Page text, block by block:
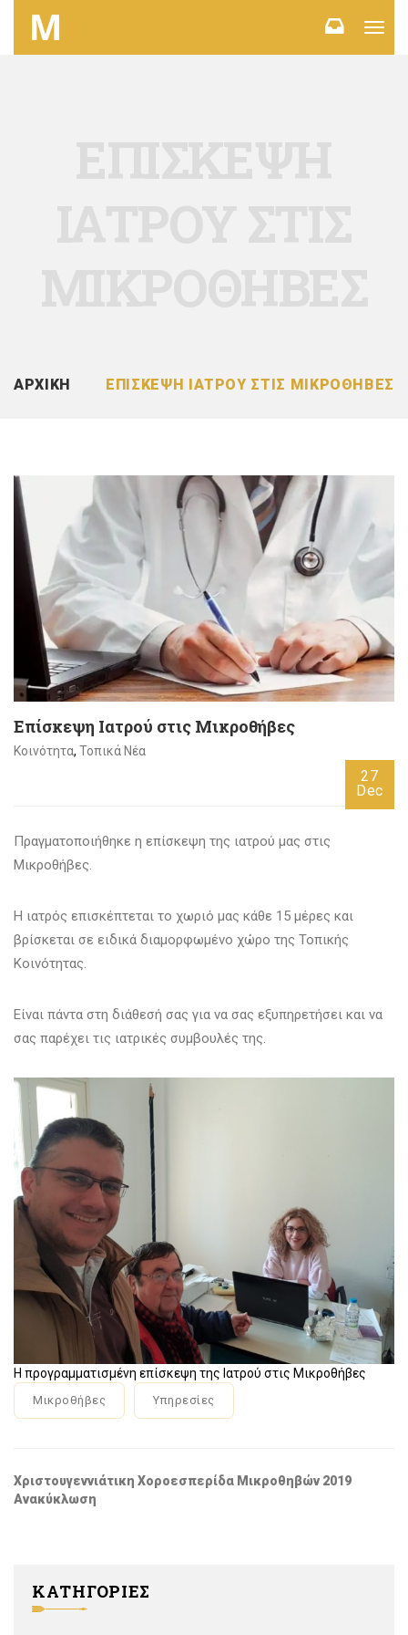
ΑΡΧΙΚΗ ΕΠΙΣΚΕΨΗ ΙΑΤΡΟΥ ΣΤΙΣ ΜΙΚΡΟΘΗΒΕΣ
Επίσκεψη Ιατρού στις Μικροθήβες
Κοινότητα, Τοπικά Νέα
27
Dec
Πραγματοποιήθηκε η επίσκεψη της ιατρού μας στις
Μικροθήβες.
Η ιατρός επισκέπτεται το χωριό μας κάθε 15 μέρες και
βρίσκεται σε ειδικά διαμορφωμένο χώρο της Τοπικής
Κοινότητας.
Είναι πάντα στη διάθεσή σας για να σας εξυπηρετήσει και να
σας παρέχει τις ιατρικές συμβουλές της.
Η προγραμματισμένη επίσκεψη της Ιατρού στις Μικροθήβες
Μικροθήβες Υπηρεσίες
Χριστουγεννιάτικη Χοροεσπερίδα Μικροθηβών 2019
Ανακύκλωση
ΚΑΤΗΓΟΡΙΕΣ